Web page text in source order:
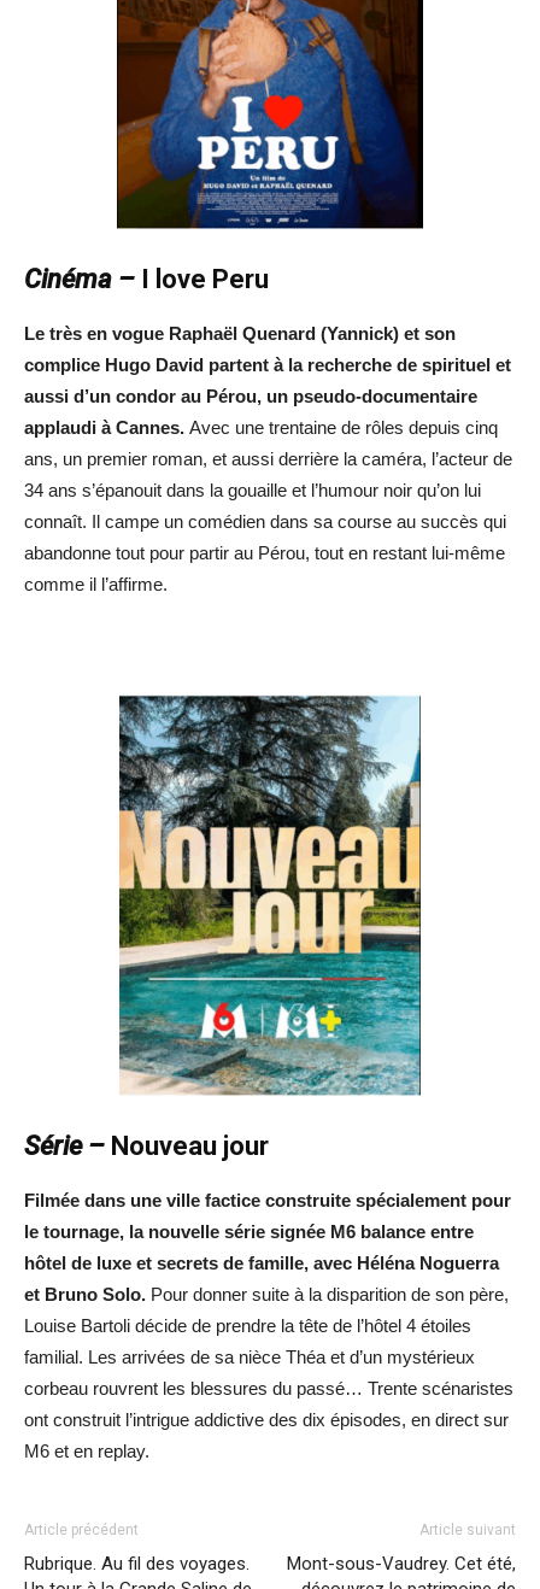
Cinéma – I love Peru
Le très en vogue Raphaël Quenard (Yannick) et son
complice Hugo David partent à la recherche de spirituel et
aussi d’un condor au Pérou, un pseudo-documentaire
applaudi à Cannes. Avec une trentaine de rôles depuis cinq
ans, un premier roman, et aussi derrière la caméra, l’acteur de
34 ans s’épanouit dans la gouaille et l’humour noir qu’on lui
connaît. Il campe un comédien dans sa course au succès qui
abandonne tout pour partir au Pérou, tout en restant lui-même
comme il l’affirme.
Série – Nouveau jour
Filmée dans une ville factice construite spécialement pour
le tournage, la nouvelle série signée M6 balance entre
hôtel de luxe et secrets de famille, avec Héléna Noguerra
et Bruno Solo. Pour donner suite à la disparition de son père,
Louise Bartoli décide de prendre la tête de l’hôtel 4 étoiles
familial. Les arrivées de sa nièce Théa et d’un mystérieux
corbeau rouvrent les blessures du passé… Trente scénaristes
ont construit l’intrigue addictive des dix épisodes, en direct sur
M6 et en replay.
Article précédent
Rubrique. Au fil des voyages.
Article suivant
Mont-sous-Vaudrey. Cet été,